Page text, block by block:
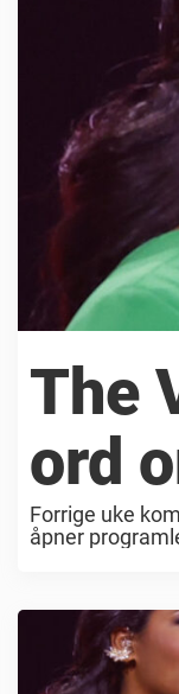
The
ord
Forrige uke
åpner